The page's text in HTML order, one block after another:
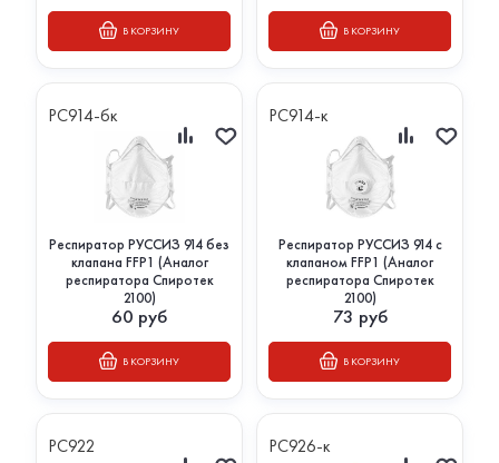
В КОРЗИНУ В КОРЗИНУ
РС914-бк
Респиратор РУССИЗ 914 без
клапана FFP1 (Аналог
респиратора Спиротек
2100)
60 руб
В КОРЗИНУ
РС914-к
Респиратор РУССИЗ 914 с
клапаном FFP1 (Аналог
респиратора Спиротек
2100)
73 руб
В КОРЗИНУ
РС922 РС926-к